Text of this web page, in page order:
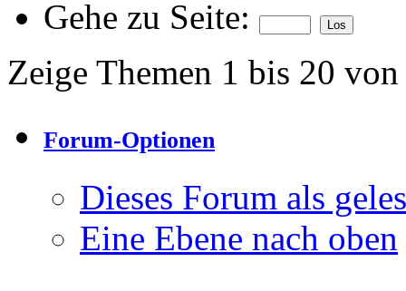
Gehe zu Seite:
Zeige Themen 1 bis 20
Forum-Optionen
Dieses Forum als
Eine Ebene nach oben